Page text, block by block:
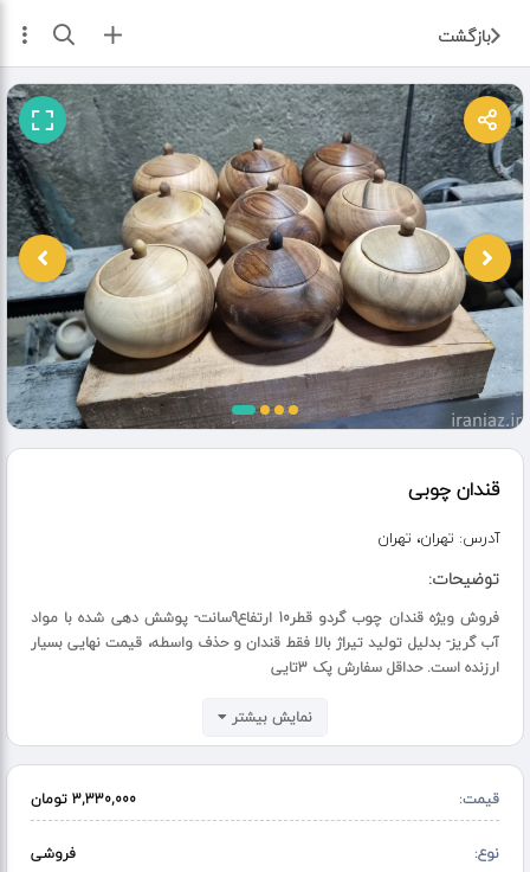
بازگشت ثبت آگهی
قندان چوبی
آدرس: تهران، تهران
توضیحات:
فروش ویژه قندان چوب گردو قطر10 ارتفاع9سانت- پوشش دهی شده با مواد
آب گریز- بدلیل تولید تیراژ بالا فقط قندان و حذف واسطه، قیمت نهایی بسیار
ارزنده است. حداقل سفارش پک 3تایی
نمایش بیشتر
قیمت: 3,330,000 تومان
نوع: فروشی